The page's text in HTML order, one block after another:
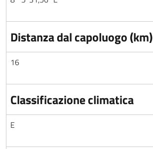
Distanza dal capoluogo (km)
16
Classificazione climatica
E